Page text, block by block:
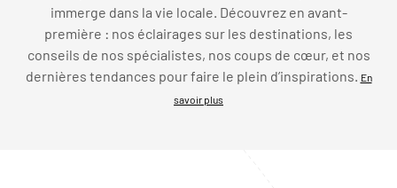
immerge dans la vie locale. Découvrez en avant-
première : nos éclairages sur les destinations, les
conseils de nos spécialistes, nos coups de cœur, et nos
dernières tendances pour faire le plein d’inspirations. En
savoir plus